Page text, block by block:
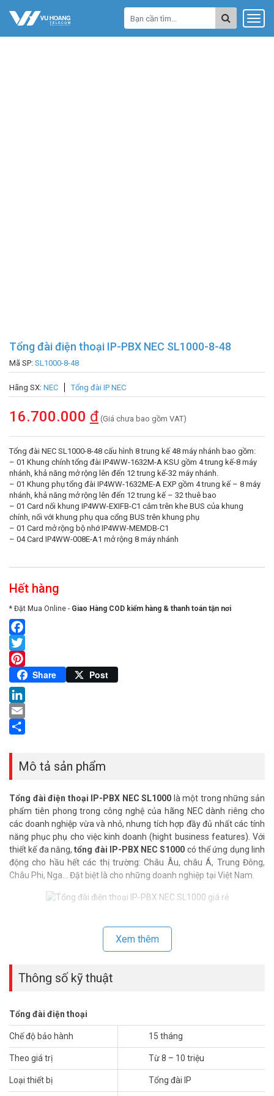
Tổng đài điện thoại IP-PBX NEC SL1000-8-48
Mã SP: SL1000-8-48
Hãng SX: NEC Tổng đài IP NEC
16.700.000 đ (Giá chưa bao gồm VAT)
Tổng đài NEC SL1000-8-48 cấu hình 8 trung kế 48 máy nhánh bao gồm:
– 01 Khung chính tổng đài IP4WW-1632M-A KSU gồm 4 trung kế-8 máy
nhánh, khả năng mở rộng lên đến 12 trung kế-32 máy nhánh.
– 01 Khung phụ tổng đài IP4WW-1632ME-A EXP gồm 4 trung kế – 8 máy
nhánh, khả năng mở rộng lên đến 12 trung kế – 32 thuê bao
– 01 Card nối khung IP4WW-EXIFB-C1 cắm trên khe BUS của khung
chính, nối với khung phụ qua cổng BUS trên khung phụ
– 01 Card mở rộng bộ nhớ IP4WW-MEMDB-C1
– 04 Card IP4WW-008E-A1 mở rộng 8 máy nhánh
Hết hàng
* Đặt Mua Online - Giao Hàng COD kiểm hàng & thanh toán tận nơi
Facebook
Twitter
Pinterest
Share Post
LinkedIn
Email
Mô tả sản phẩm
Tổng đài điện thoại IP-PBX NEC SL1000 là một trong những sản
phẩm tiên phong trong công nghệ của hãng NEC dành riêng cho
các doanh nghiệp vừa và nhỏ, nhưng tích hợp đầy đủ nhất các tính
năng phục phụ cho việc kinh doanh (hight business features). Với
thiết kế đa năng,tổng đài IP-PBX NEC S1000 có thể ứng dụng linh
động cho hầu hết các thị trường: Châu Âu, châu Á, Trung Đông,
Châu Phi, Nga… Đặt biệt là cho những doanh nghiệp tại Việt Nam.
CÁC TÍNH NĂNG TIỆN ÍCH MÀ NEC IP-PBX SL1000 MANG LẠI
3. Khả năng nâng cấp linh hoạt, tiện ích cao.
4. Rất tiện lợi cho các Khách hàng gọi từ bên ngoài vào.
6. Hội nghị từ xa- Cho phép remote conference đến 4 room/32
party.
7. Forwarding cuộc gọi thông minh.
8. Voice Mail.
9. Tính năng PMS dùng riêng cho Khách sạn.
10. Mobility Extension.
11. Hỗ trợ các giao diện truyền thống và giao diện IP chuẩn SIP.
Xem thêm
Thông số kỹ thuật
Tổng đài điện thoại
Chế độ bảo hành 15 tháng
Theo giá trị Từ 8 – 10 triệu
Loại thiết bị Tổng đài IP